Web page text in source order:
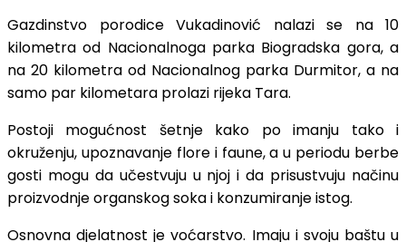
Gazdinstvo porodice Vukadinović nalazi se na 10
kilometra od Nacionalnoga parka Biogradska gora, a
na 20 kilometra od Nacionalnog parka Durmitor, a na
samo par kilometara prolazi rijeka Tara.
Postoji mogućnost šetnje kako po imanju tako i
okruženju, upoznavanje flore i faune, a u periodu berbe
gosti mogu da učestvuju u njoj i da prisustvuju načinu
proizvodnje organskog soka i konzumiranje istog.
Osnovna djelatnost je voćarstvo. Imaju i svoju baštu u